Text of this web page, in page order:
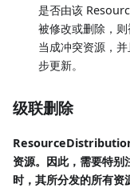
是否由该
被修改或删除，
当成冲突资源，
步更新。
级联删除
资源。因此，需要特
时，其所分发的所有资